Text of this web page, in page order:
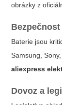
obrázky z
Baterie jsou
Samsung,
aliexpress
Dovoz a